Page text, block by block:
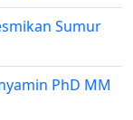
Sumur
PhD MM